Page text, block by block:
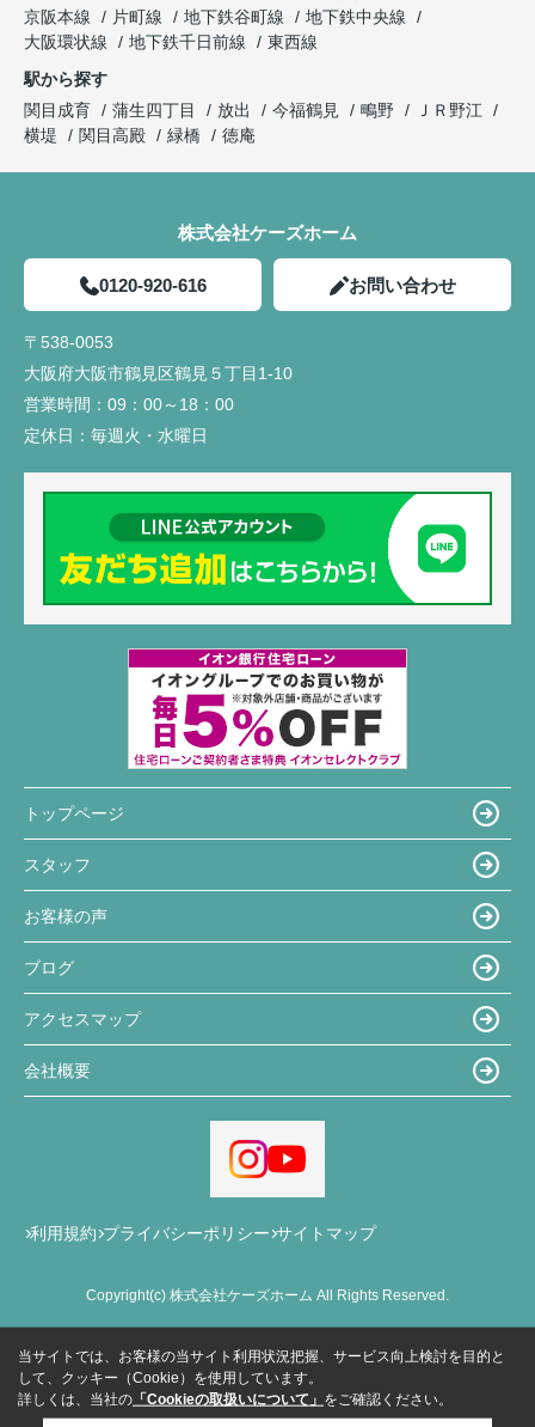
京阪本線
片町線 地下鉄谷町線
地下鉄中央線
大阪環状線
地下鉄千日前線
東西線
駅から探す
関目成育
蒲生四丁目 放出 今福鶴見 鴫野
ＪＲ野江
横堤
関目高殿 緑橋 徳庵
株式会社ケーズホーム
0120-920-616 お問い合わせ
〒538-0053
大阪府大阪市鶴見区鶴見５丁目1-10
営業時間： 09：00～18：00
定休日： 毎週火・水曜日
トップページ
スタッフ
お客様の声
ブログ
アクセスマップ
会社概要
利用規約 プライバシーポリシー サイトマップ
Copyright(c) 株式会社ケーズホーム All Rights Reserved.
当サイトでは、お客様の当サイト利用状況把握、サービス向上検討を目的と
して、クッキー（Cookie）を使用しています。
詳しくは、当社の 「Cookieの取扱いについて」 をご確認ください。